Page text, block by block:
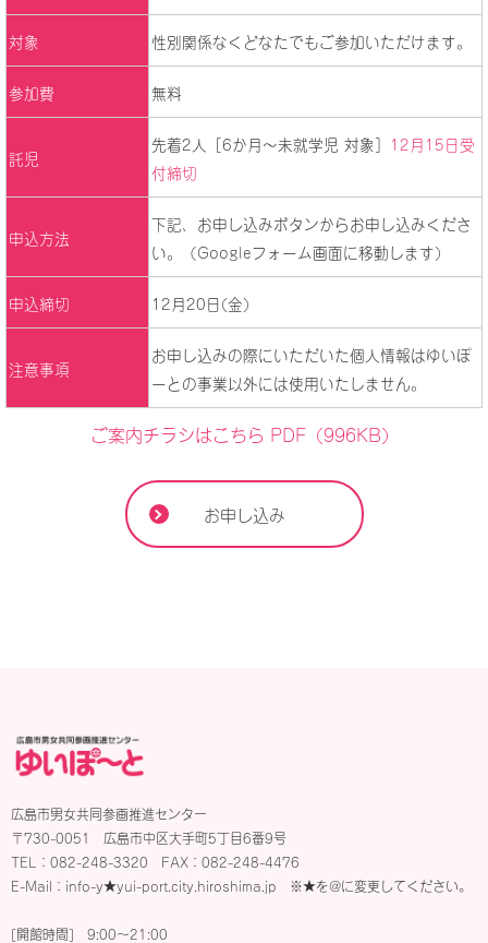
対象 性別関係なくどなたでもご参加いただけます。
参加費 無料
託児
先着2人［6か月～未就学児 対象］
12月15日受
付締切
申込方法
下記、お申し込みボタンからお申し込みくださ
い。（Googleフォーム画面に移動します）
申込締切 12月20日(金)
注意事項
お申し込みの際にいただいた個人情報はゆいぽ
ーとの事業以外には使用いたしません。
ご案内チラシはこちら PDF（996KB）
お申し込み
広島市男女共同参画推進センター
〒730-0051 広島市中区大手町5丁目6番9号
TEL：082-248-3320 FAX：082-248-4476
E-Mail：info-y★yui-port.city.hiroshima.jp ※★を@に変更してください。
[開館時間] 9:00〜21:00